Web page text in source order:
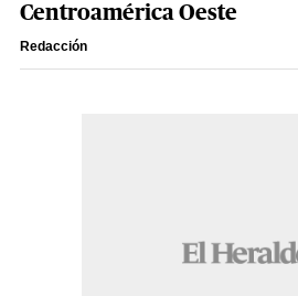
Centroamérica Oeste
Redacción